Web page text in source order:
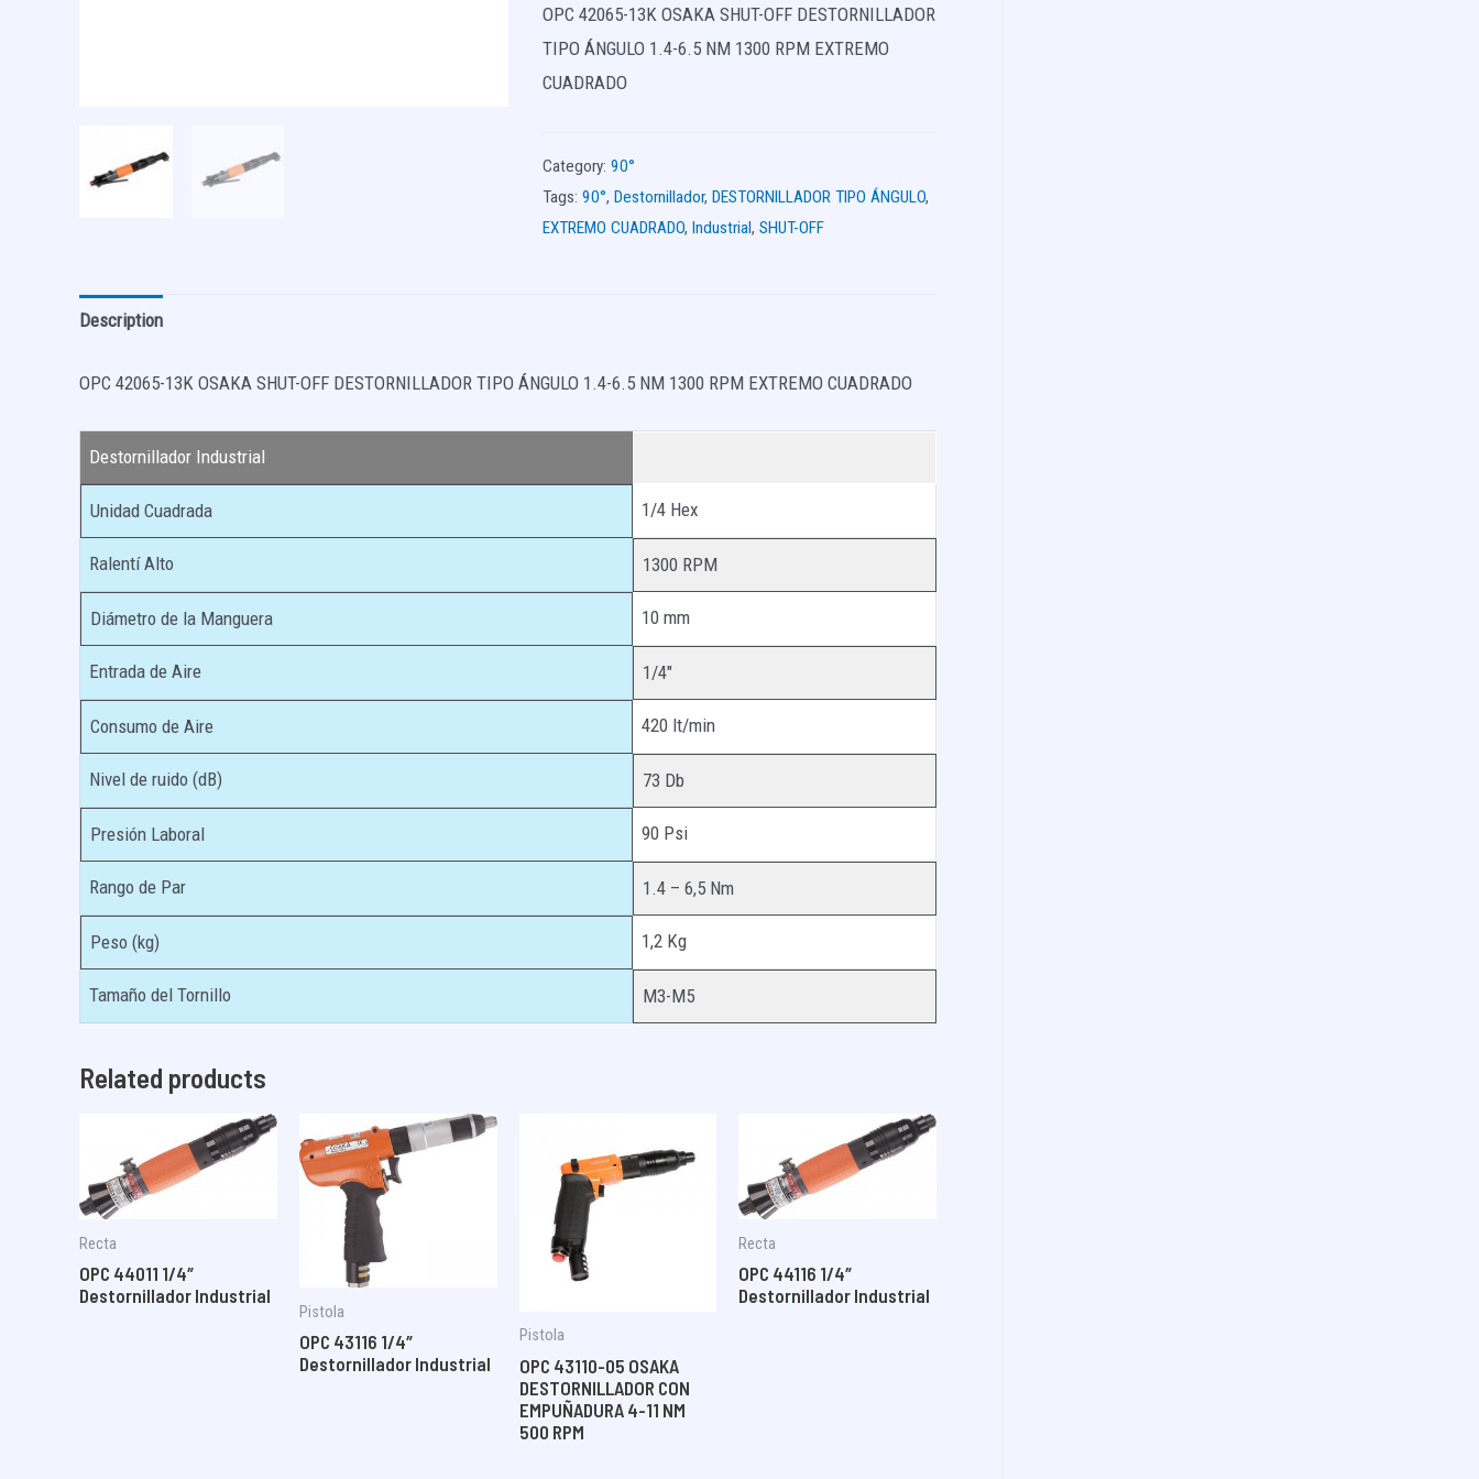
OPC 42065-13K OSAKA SHUT-OFF DESTORNILLADOR
TIPO ÁNGULO 1.4-6.5 NM 1300 RPM EXTREMO
CUADRADO
Category: 90°
Tags: 90°, Destornillador, DESTORNILLADOR TIPO ÁNGULO,
EXTREMO CUADRADO, Industrial, SHUT-OFF
Description
OPC 42065-13K OSAKA SHUT-OFF DESTORNILLADOR TIPO ÁNGULO 1.4-6.5 NM 1300 RPM EXTREMO CUADRADO
Destornillador Industrial
Unidad Cuadrada 1/4 Hex
Ralentí Alto 1300 RPM
Diámetro de la Manguera 10 mm
Entrada de Aire 1/4″
Consumo de Aire 420 lt/min
Nivel de ruido (dB) 73 Db
Presión Laboral 90 Psi
Rango de Par 1.4 – 6,5 Nm
Peso (kg) 1,2 Kg
Tamaño del Tornillo M3-M5
Related products
Recta
OPC 44011 1/4″
Destornillador Industrial
Pistola
OPC 43116 1/4″
Destornillador Industrial
Pistola
OPC 43110-05 OSAKA
DESTORNILLADOR CON
EMPUÑADURA 4-11 NM
500 RPM
Recta
OPC 44116 1/4″
Destornillador Industrial